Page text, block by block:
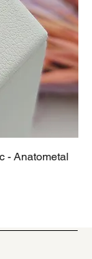
- Anatometal